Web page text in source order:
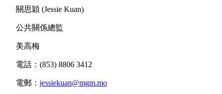
關思穎 (Jessie Kuan)
公共關係總監
美高梅
電話：(853) 8806 3412
電郵： jessiekuan@mgm.mo